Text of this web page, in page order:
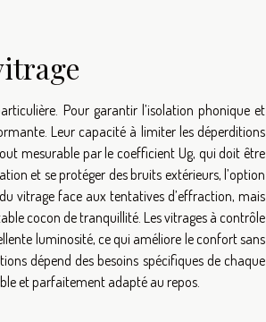
Pour garantir l’isolation phonique et
Leur capacité à limiter les déperditions
mesurable par le coefficient Ug, qui doit être
et se protéger des bruits extérieurs, l’option
vitrage face aux tentatives d’effraction, mais
cocon de tranquillité. Les vitrages à contrôle
luminosité, ce qui améliore le confort sans
dépend des besoins spécifiques de chaque
et parfaitement adapté au repos.